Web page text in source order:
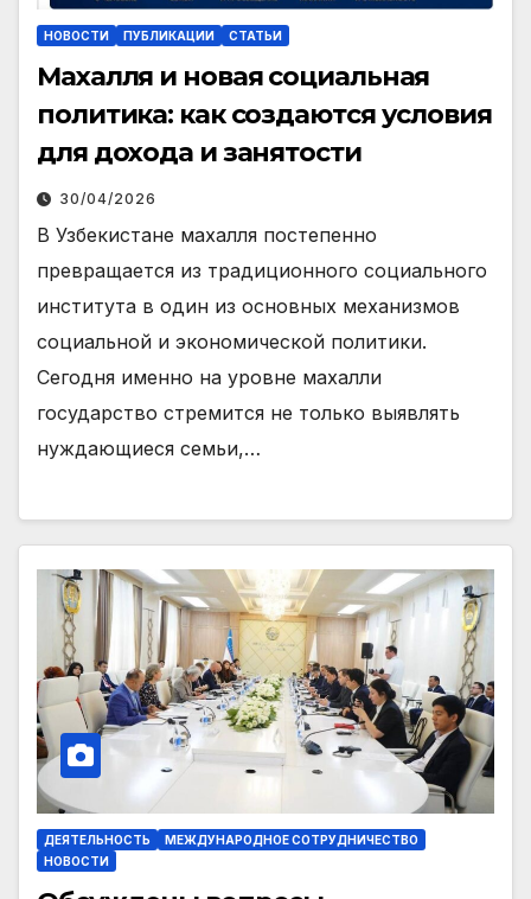
НОВОСТИ ПУБЛИКАЦИИ СТАТЬИ
Махалля и новая социальная
политика: как создаются условия
для дохода и занятости
30/04/2026
В Узбекистане махалля постепенно
превращается из традиционного социального
института в один из основных механизмов
социальной и экономической политики.
Сегодня именно на уровне махалли
государство стремится не только выявлять
нуждающиеся семьи,…
ДЕЯТЕЛЬНОСТЬ
МЕЖДУНАРОДНОЕ СОТРУДНИЧЕСТВО
НОВОСТИ